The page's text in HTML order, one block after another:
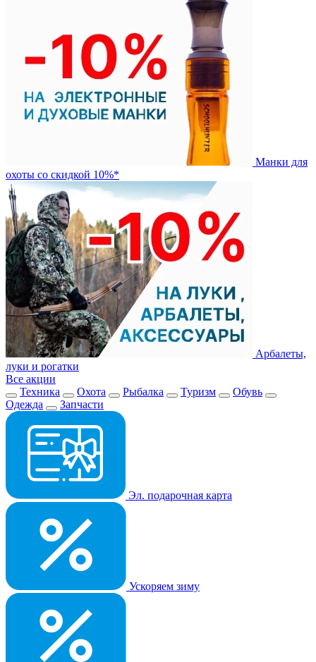
Манки для
охоты со скидкой 10%*
Арбалеты,
луки и рогатки
Все акции
Техника
Охота Рыбалка Туризм
Обувь
Одежда
Запчасти
Эл. подарочная карта
Ускоряем зиму